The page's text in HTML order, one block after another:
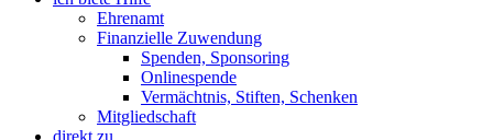
Ehrenamt
Finanzielle Zuwendung
Spenden, Sponsoring
Onlinespende
Vermächtnis, Stiften, Schenken
Mitgliedschaft
direkt zu